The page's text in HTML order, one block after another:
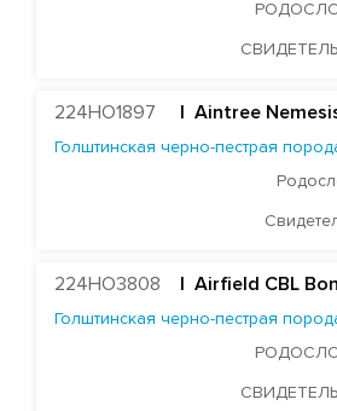
Farnear Mega-Man 119-ET
Mr Mega-Dare 54596-ET
X Redrock-View Klutch-ET
KCCK Pet Adidas-Red-ET
224HO1897 Aintree
Голштинская черно-пестрая
224HO3808 | Airfield CBL
Голштинская черно-пестрая